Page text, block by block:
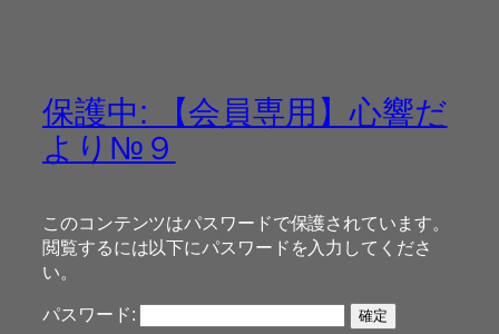
保護中: 【会員専用】心響だ
より№９
このコンテンツはパスワードで保護されています。
閲覧するには以下にパスワードを入力してくださ
い。
パスワード: